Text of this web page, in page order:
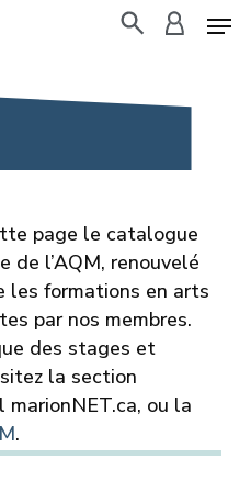
page le catalogue
de l’AQM, renouvelé
les formations en arts
par nos membres.
des stages et
la section
ou la
.